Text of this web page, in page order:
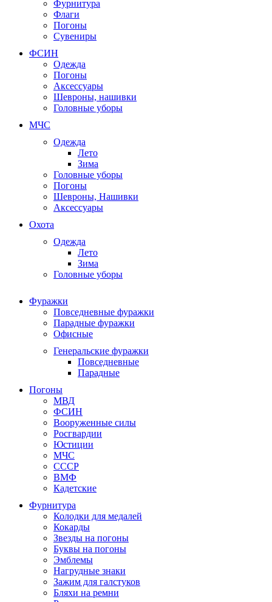
Фурнитура
Флаги
Погоны
Сувениры
ФСИН
Одежда
Погоны
Аксессуары
Шевроны, нашивки
Головные уборы
МЧС
Одежда
Лето
Зима
Головные уборы
Погоны
Шевроны, Нашивки
Аксессуары
Охота
Одежда
Лето
Зима
Головные уборы
Фуражки
Повседневные фуражки
Парадные фуражки
Офисные
Генеральские фуражки
Повседневные
Парадные
Погоны
МВД
ФСИН
Вооруженные силы
Росгвардии
Юстиции
МЧС
СССР
ВМФ
Кадетские
Фурнитура
Колодки для медалей
Кокарды
Звезды на погоны
Буквы на погоны
Эмблемы
Нагрудные знаки
Зажим для галстуков
Бляхи на ремни